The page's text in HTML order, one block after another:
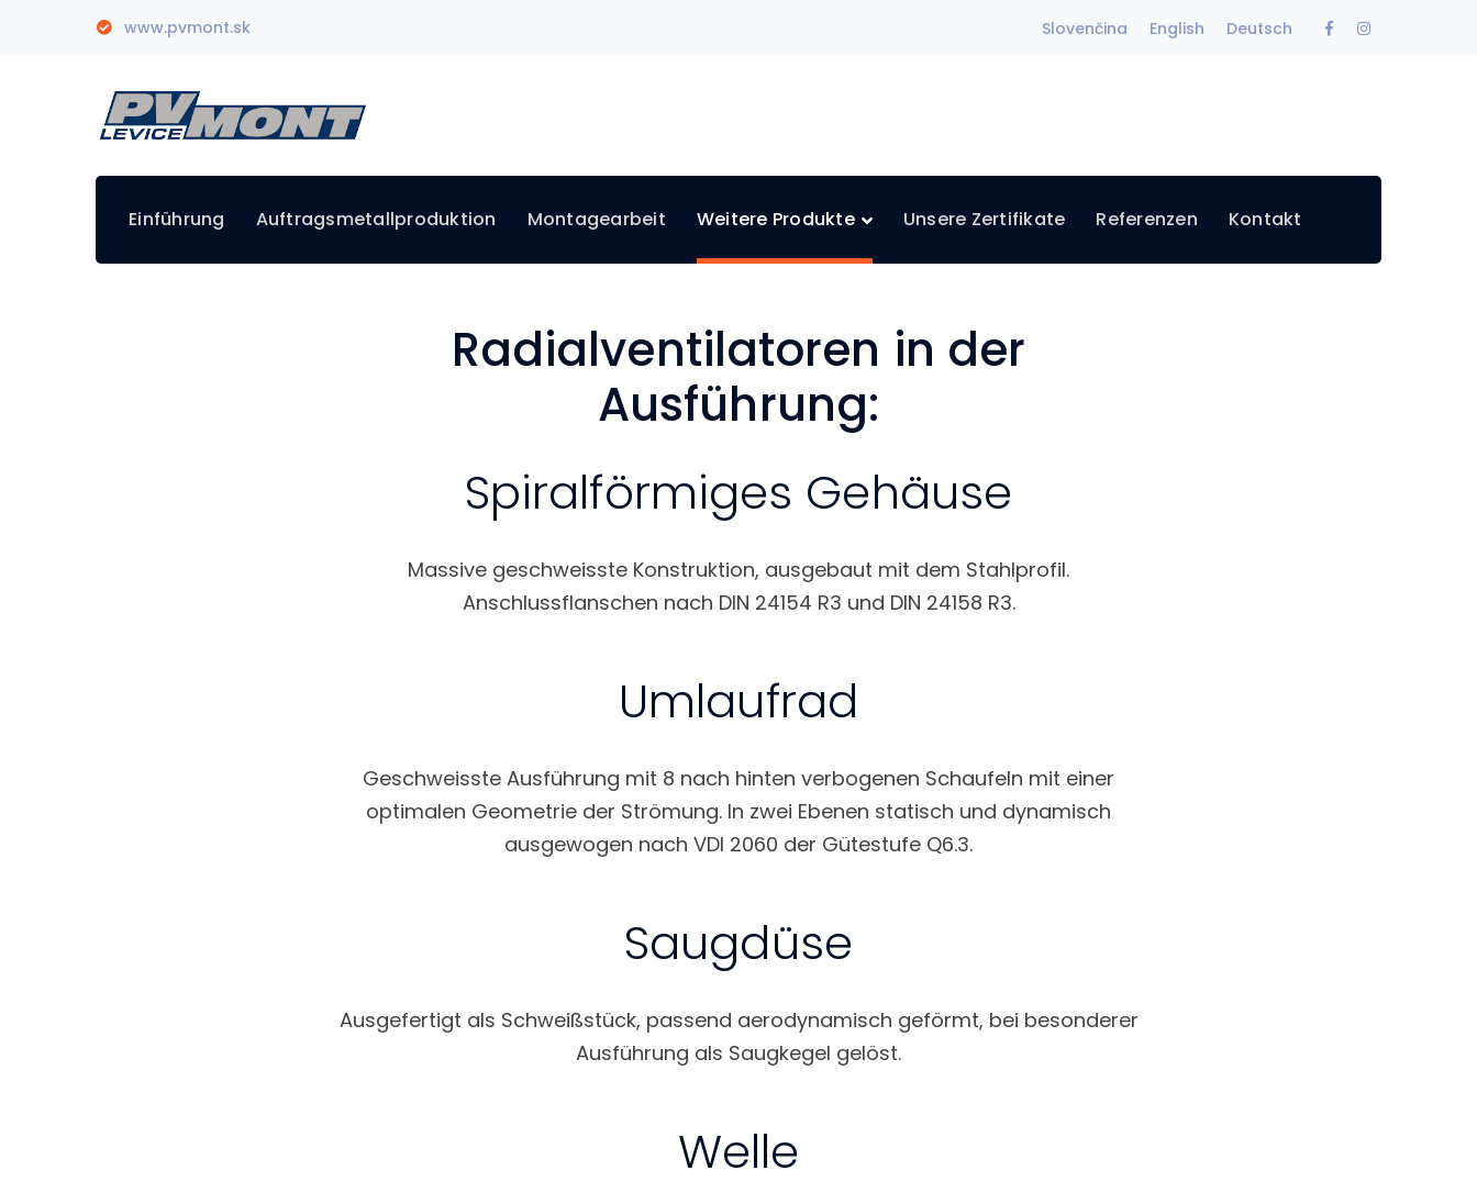
www.pvmont.sk Slovenčina English Deutsch
FacebookInstagram
Einführung Auftragsmetallproduktion Montagearbeit Weitere Produkte Unsere Zertifikate Referenzen Kontakt
Radialventilatoren in der
Ausführung:
Spiralförmiges Gehäuse
Massive geschweisste Konstruktion, ausgebaut mit dem Stahlprofil.
Anschlussflanschen nach DIN 24154 R3 und DIN 24158 R3.
Umlaufrad
Geschweisste Ausführung mit 8 nach hinten verbogenen Schaufeln mit einer
optimalen Geometrie der Strömung. In zwei Ebenen statisch und dynamisch
ausgewogen nach VDI 2060 der Gütestufe Q6.3.
Saugdüse
Ausgefertigt als Schweißstück, passend aerodynamisch geförmt, bei besonderer
Ausführung als Saugkegel gelöst.
Welle